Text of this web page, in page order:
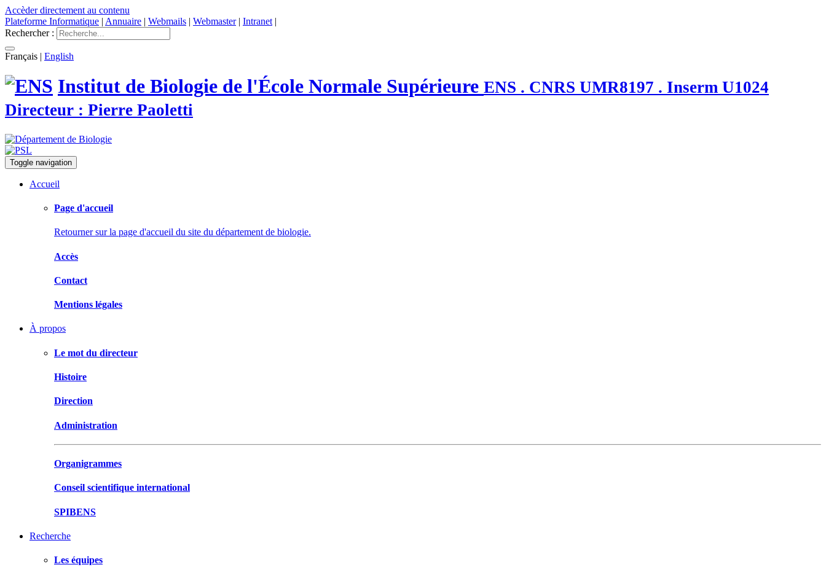
Accèder directement au contenu
Plateforme Informatique | Annuaire | Webmails | Webmaster| Intranet |
Rechercher :
Français | English
Institut de Biologie de l'École Normale Supérieure ENS . CNRS UMR8197 . Inserm U1024
Directeur : Pierre Paoletti
Toggle navigation
Accueil
Page d'accueil
Retourner sur la page d'accueil du site du département de biologie.
Accès
Contact
Mentions légales
À propos
Le mot du directeur
Histoire
Direction
Administration
Organigrammes
Conseil scientifique international
SPIBENS
Recherche
Les équipes